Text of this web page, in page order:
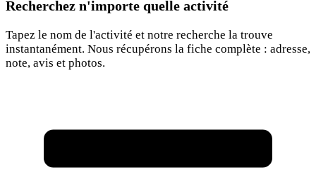
Recherchez n'importe quelle activité
Tapez le nom de l'activité et notre recherche la trouve
instantanément. Nous récupérons la fiche complète : adresse,
note, avis et photos.